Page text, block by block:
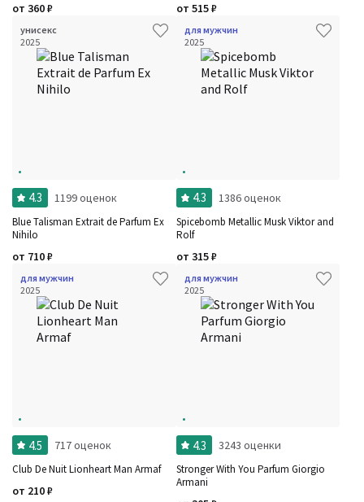
от 360₽ от 515₽
унисекс
2025
4.3 1199 оценок
Blue Talisman Extrait de Parfum Ex
Nihilo
от 710₽
для мужчин
2025
4.3 1386 оценок
Spicebomb Metallic Musk Viktor and
Rolf
от 315₽
для мужчин
2025
4.5 717 оценок
Club De Nuit Lionheart Man Armaf
от 210₽
для мужчин
2025
4.3 3243 оценки
Stronger With You Parfum Giorgio
Armani